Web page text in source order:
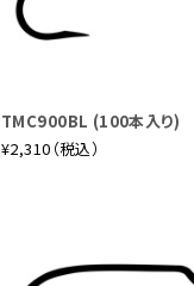
TMC900BL (100本入り)
¥2,310（税込）